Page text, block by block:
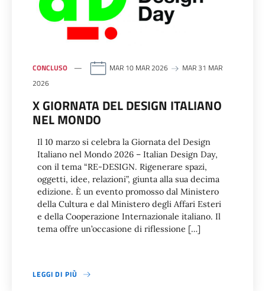
CONCLUSO MAR 10 MAR 2026
MAR 31 MAR
2026
X GIORNATA DEL DESIGN ITALIANO
NEL MONDO
Il 10 marzo si celebra la Giornata del Design
Italiano nel Mondo 2026 – Italian Design Day,
con il tema “RE-DESIGN. Rigenerare spazi,
oggetti, idee, relazioni”, giunta alla sua decima
edizione. È un evento promosso dal Ministero
della Cultura e dal Ministero degli Affari Esteri
e della Cooperazione Internazionale italiano. Il
tema offre un’occasione di riflessione […]
LEGGI DI PIÙ